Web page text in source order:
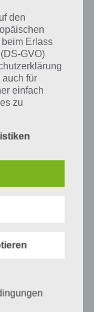
Facebook
den
Erlass
GVO)
für
einfach
zu
identifizierte
beziehen.
indirekt,